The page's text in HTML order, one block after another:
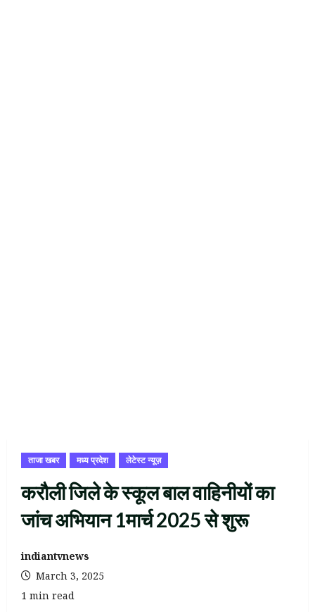
ताजा खबर मध्य प्रदेश लेटेस्ट न्यूज़
करौली जिले के स्कूल बाल वाहिनीयों का
जांच अभियान 1मार्च 2025 से शुरू
indiantvnews
March 3, 2025
1 min read